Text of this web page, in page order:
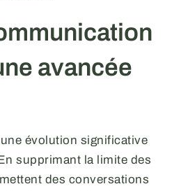
avancée
évolution significative
supprimant la limite des
des conversations